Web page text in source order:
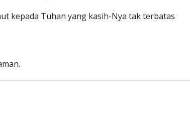
kepada Tuhan yang kasih-Nya tak terbatas